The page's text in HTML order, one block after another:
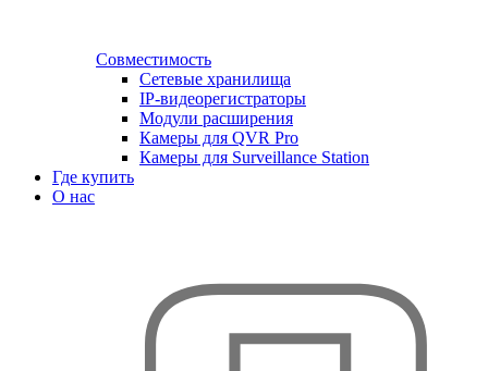
Совместимость
Сетевые хранилища
IP-видеорегистраторы
Модули расширения
Камеры для QVR Pro
Камеры для Surveillance Station
Где купить
О нас